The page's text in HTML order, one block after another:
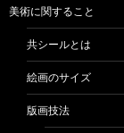
美術に関すること
共シールとは
絵画のサイズ
版画技法